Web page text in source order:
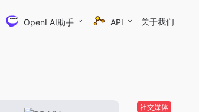
OpenI AI助手 API 关于我们
社交媒体